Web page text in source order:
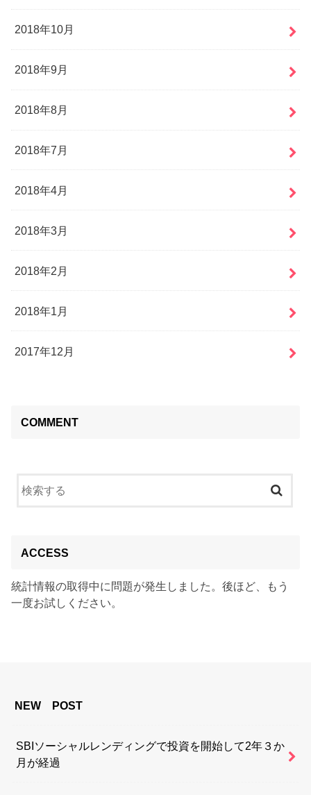
2018年10月
2018年9月
2018年8月
2018年7月
2018年4月
2018年3月
2018年2月
2018年1月
2017年12月
COMMENT
ACCESS
統計情報の取得中に問題が発生しました。後ほど、もう
一度お試しください。
NEW POST
SBIソーシャルレンディングで投資を開始して2年３か
月が経過